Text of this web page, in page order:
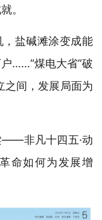
。
盐碱滩涂变成能
……“煤电大省”破
之间，发展局面为
——非凡十四五·动
命如何为发展增